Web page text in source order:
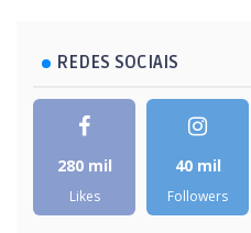
REDES SOCIAIS
280 mil
Likes
40 mil
Followers